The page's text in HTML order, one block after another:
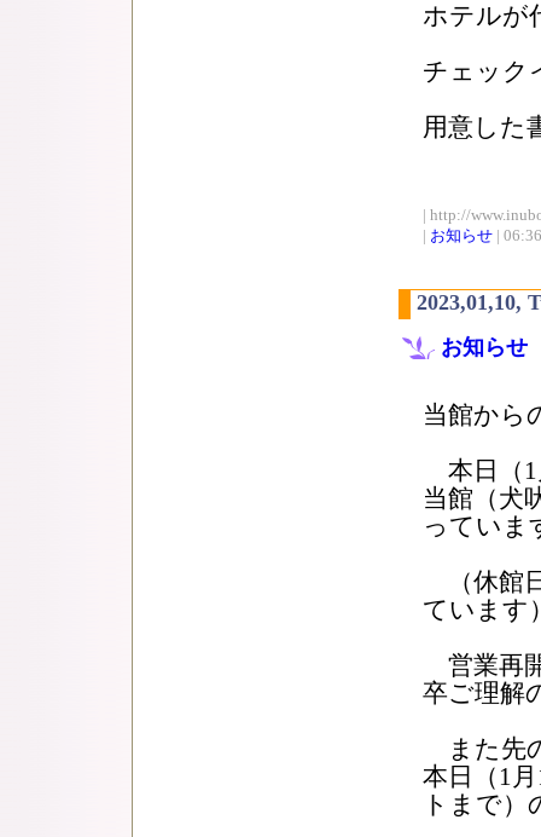
ホテルが
チェック
用意した
| http://
| お知らせ |
2023,01,10,
お知らせ
当館から
本日（1
当館（犬
っていま
（休館
ています
営業再
卒ご理解
また先
本日（1
トまで）